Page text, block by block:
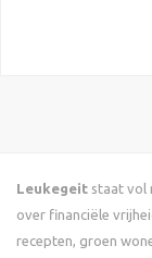
Leukegeit staat vol
over financiële
recepten, groen